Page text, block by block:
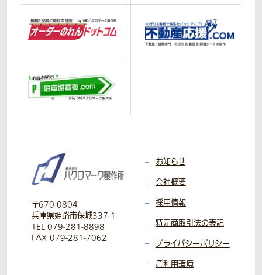
〒670-0804
兵庫県姫路市保城337-1
TEL 079-281-8898
FAX 079-281-7062
お知らせ
会社概要
採用情報
特定商取引法の表記
プライバシーポリシー
ご利用環境